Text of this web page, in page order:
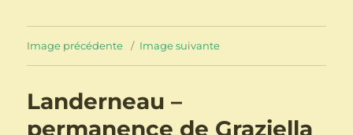
Image précédente Image suivante
Landerneau –
permanence de Graziella